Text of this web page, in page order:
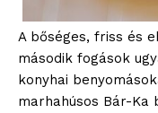
A bőséges, friss és
második fogások
konyhai
marhahúsos Bár-